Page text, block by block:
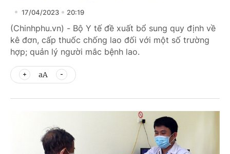
17/04/2023 20:19
(Chinhphu.vn) - Bộ Y tế đề xuất bổ sung quy định về
kê đơn, cấp thuốc chống lao đối với một số trường
hợp; quản lý người mắc bệnh lao.
aA